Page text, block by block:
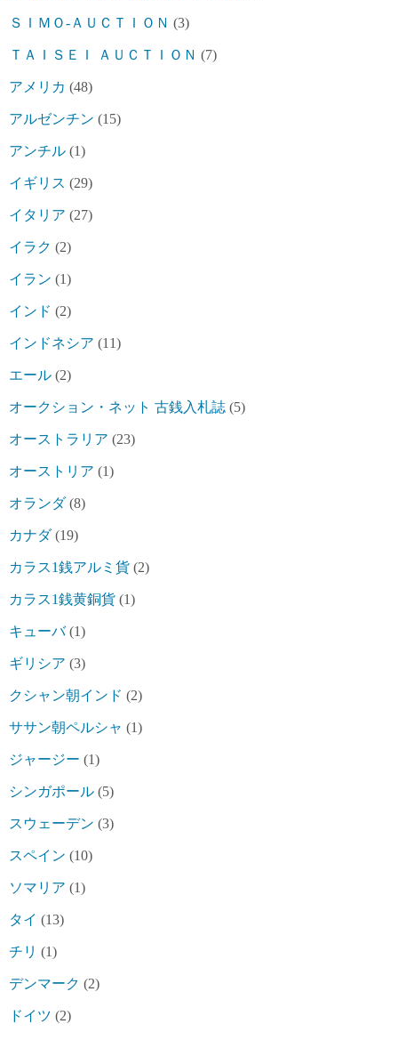
ＳＩＭＯ-ＡＵＣＴＩＯＮ (3)
ＴＡＩＳＥＩ ＡＵＣＴＩＯＮ (7)
アメリカ (48)
アルゼンチン (15)
アンチル (1)
イギリス (29)
イタリア (27)
イラク (2)
イラン (1)
インド (2)
インドネシア (11)
エール (2)
オークション・ネット 古銭入札誌 (5)
オーストラリア (23)
オーストリア (1)
オランダ(8)
カナダ(19)
カラス1銭アルミ貨 (2)
カラス1銭黄銅貨 (1)
キューバ(1)
ギリシア (3)
クシャン朝インド (2)
ササン朝ペルシャ (1)
ジャージー (1)
シンガポール (5)
スウェーデン (3)
スペイン (10)
ソマリア (1)
タイ (13)
チリ (1)
デンマーク (2)
ドイツ (2)